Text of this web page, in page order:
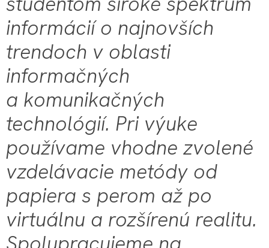
informácií o najnovších
trendoch v oblasti
informačných
a komunikačných
technológií. Pri výuke
používame vhodne zvolené
vzdelávacie metódy od
papiera s perom až po
virtuálnu a rozšírenú realitu.